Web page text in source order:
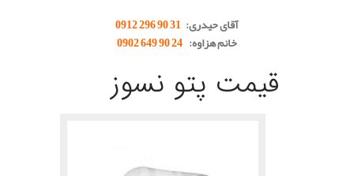
آقای حیدری: 31 90 296 0912
خانم هزاوه: 24 90 649 0902
قیمت پتو نسوز